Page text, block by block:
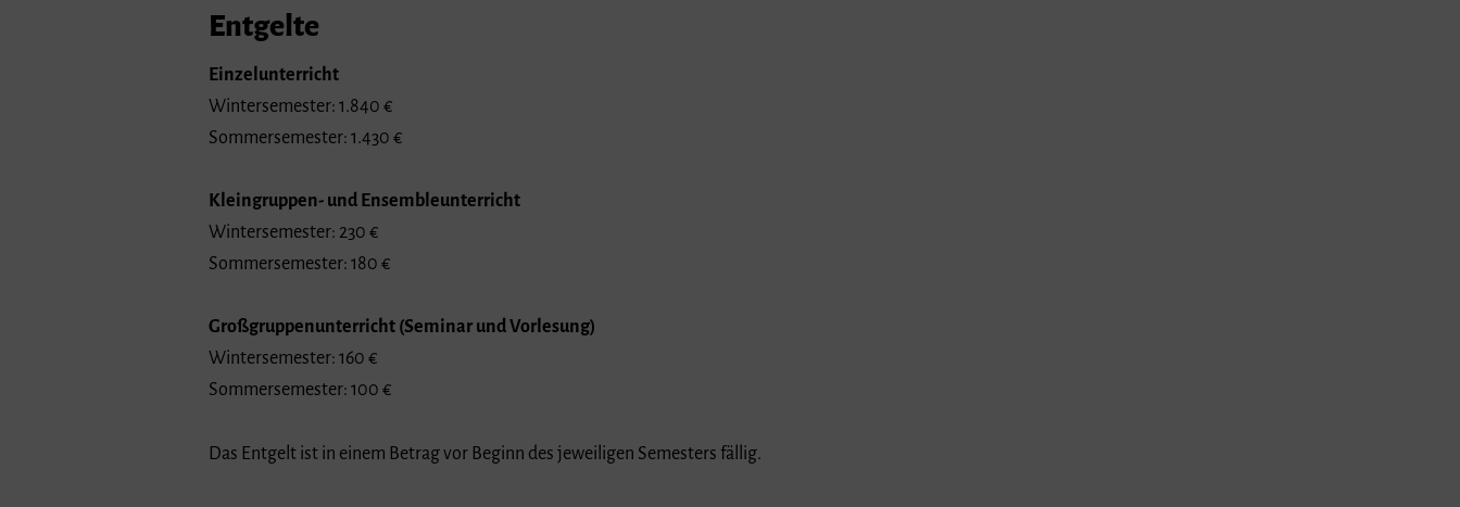
Entgelte
Einzelunterricht
Wintersemester: 1.840 €
Sommersemester: 1.430 €
Kleingruppen- und Ensembleunterricht
Wintersemester: 230 €
Sommersemester: 180 €
Großgruppenunterricht (Seminar und Vorlesung)
Wintersemester: 160 €
Sommersemester: 100 €
Das Entgelt ist in einem Betrag vor Beginn des jeweiligen Semesters fällig.